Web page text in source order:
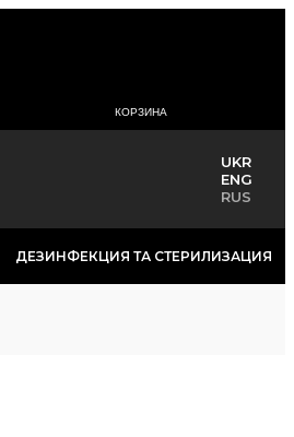
КОРЗИНА
UKR
ENG
RUS
ДЕЗИНФЕКЦИЯ ТА СТЕРИЛИЗАЦИЯ